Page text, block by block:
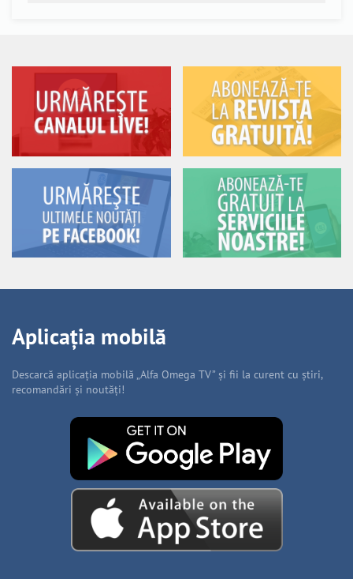
Aplicația mobilă
Descarcă aplicația mobilă „Alfa Omega TV” și fii la curent cu știri,
recomandări și noutăți!